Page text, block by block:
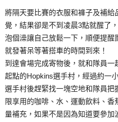
將隔天要比賽的衣服和褲子及補給
覺，結果卻是不到凌晨3點就醒了
泡個澡讓自己放鬆一下，順便提醒
就發著呆等著搭車的時間到來！
到達會場完成寄物後，就和隊員
起點的Hopkins選手村，經過約一
選手村後趕緊找一塊空地和隊員
限享用的咖啡、水、運動飲料、
量補充，如果不是因為知道要參